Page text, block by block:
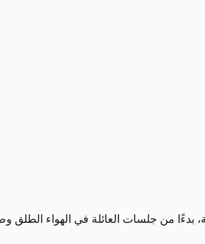
بدءًا من جلسات العائلة في الهواء